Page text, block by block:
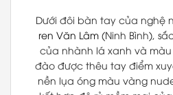
Dưới đôi bàn tay của nghệ
ren Văn Lâm(Ninh Bình),
của nhành lá xanh và
đào được thêu tay điểm
nền lụa óng màu vàng